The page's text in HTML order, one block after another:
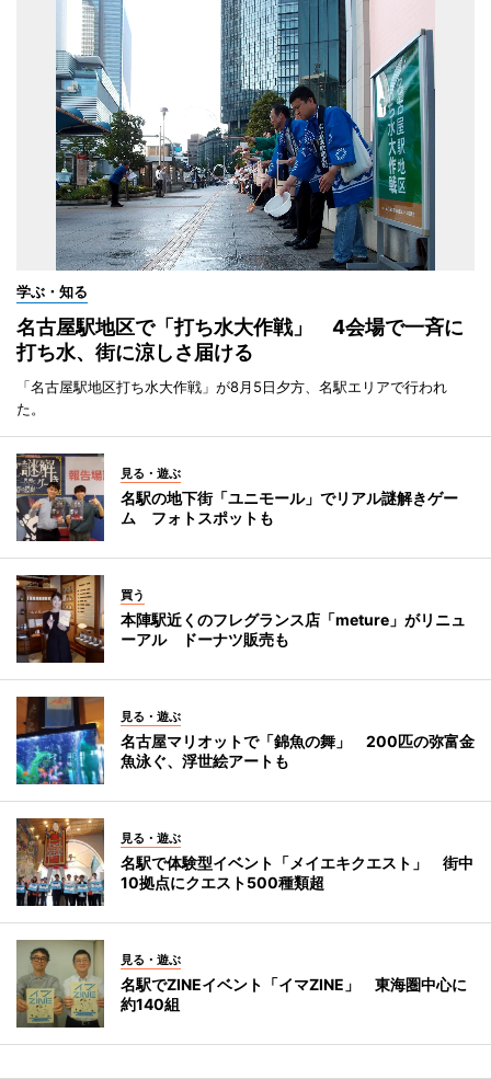
学ぶ・知る
名古屋駅地区で「打ち水大作戦」 4会場で一斉に
打ち水、街に涼しさ届ける
「名古屋駅地区打ち水大作戦」が8月5日夕方、名駅エリアで行われ
た。
見る・遊ぶ
名駅の地下街「ユニモール」でリアル謎解きゲー
ム フォトスポットも
買う
本陣駅近くのフレグランス店「meture」がリニュ
ーアル ドーナツ販売も
見る・遊ぶ
名古屋マリオットで「錦魚の舞」 200匹の弥富金
魚泳ぐ、浮世絵アートも
見る・遊ぶ
名駅で体験型イベント「メイエキクエスト」 街中
10拠点にクエスト500種類超
見る・遊ぶ
名駅でZINEイベント「イマZINE」 東海圏中心に
約140組